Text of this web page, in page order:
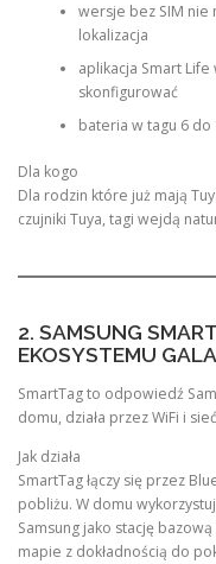
wersje bez SIM nie
lokalizacja
aplikacja Smart
skonfigurować
bateria w tagu 6 do
Dla kogo
Dla rodzin które już mają
czujniki Tuya, tagi wejdą
2. SAMSUNG
EKOSYSTEMU
SmartTag to odpowiedź
domu, działa przez WiFi i
Jak działa
SmartTag łączy się przez
pobliżu. W domu
Samsung jako stację
mapie z dokładnością do